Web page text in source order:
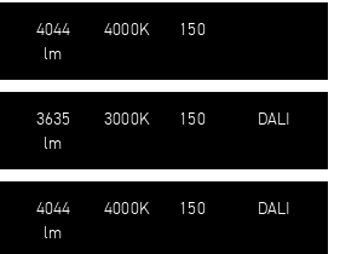
4044
lm
4000K 150
3635
lm
3000K 150 DALI
4044
lm
4000K 150 DALI